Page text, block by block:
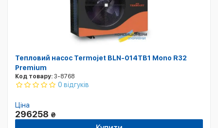
Тепловий насос Termojet BLN-014TB1 Mono R32
Premium
Код товару: 3-8768
0 відгуків
Ціна
296258 ₴